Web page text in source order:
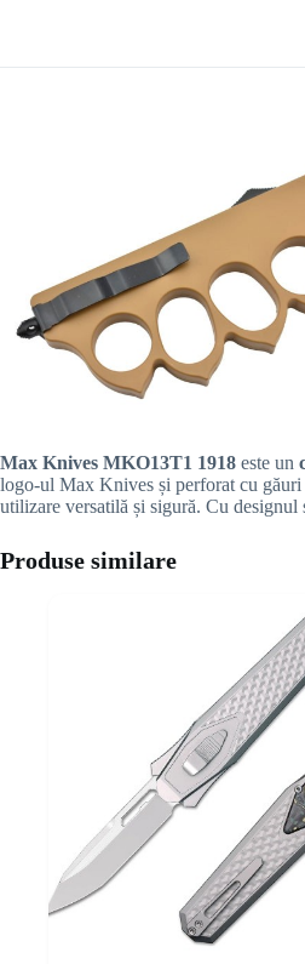
Max Knives MKO13T1 1918 este un
logo-ul Max Knives și perforat cu găuri
utilizare versatilă și sigură. Cu designul
Produse similare